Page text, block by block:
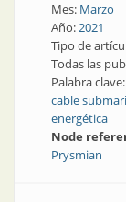
Mes: Marzo
Año:2021
Tipo de
Todas las
Palabra clave:
cable
energética
Node
Prysmian